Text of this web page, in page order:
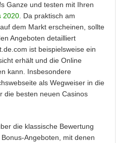
Ganze und testen mit Ihren
2020. Da praktisch am
dem Markt erscheinen, sollte
Angeboten detailliert
ist beispielsweise ein
erhält und die Online
kann. Insbesondere
als Wegweiser in die
die besten neuen Casinos
die klassische Bewertung
Angeboten, mit denen